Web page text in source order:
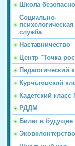
Школа
Социально-
психологическая
служба
Наставничество
Центр "Точка
Педагогический
Курчатовский
Кадетский
РДДМ
Билет в будущее
Эковолонтерство